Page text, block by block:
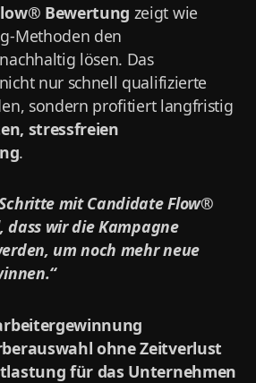
Bewertung zeigt wie
Methoden den
lösen. Das
nur schnell qualifizierte
sondern profitiert langfristig
stressfreien
.
mit Candidate Flow®
dass wir die Kampagne
um noch mehr neue
ohne Zeitverlust
für das Unternehmen